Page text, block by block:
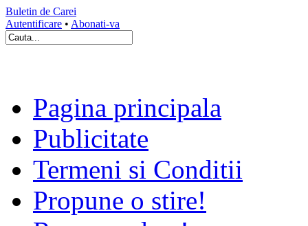
Buletin de Carei
Autentificare • Abonati-va
Pagina principala
Publicitate
Termeni si Conditii
Propune o stire!